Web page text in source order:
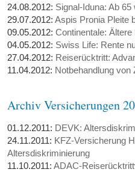
24.08.2012: Signal-Iduna: Ab 65
29.07.2012:Aspis Pronia Pleite
09.05.2012:Continentale:
04.05.2012: Swiss Life: Rente
27.04.2012: Reiserücktritt:
11.04.2012: Notbehandlung
Archiv Versicherungen
01.12.2011: DEVK:
24.11.2011: KFZ-Versicherung
Altersdiskriminierung
11.10.2011:ADAC-